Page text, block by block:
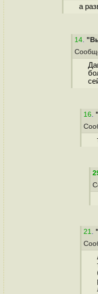
а
14.
16.
21.